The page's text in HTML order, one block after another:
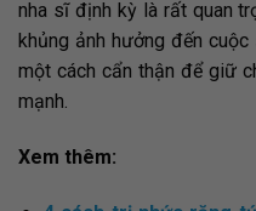
nha sĩ định kỳ là rất quan
khủng ảnh hưởng đến
một cách cẩn thận để giữ
mạnh.
Xem thêm: